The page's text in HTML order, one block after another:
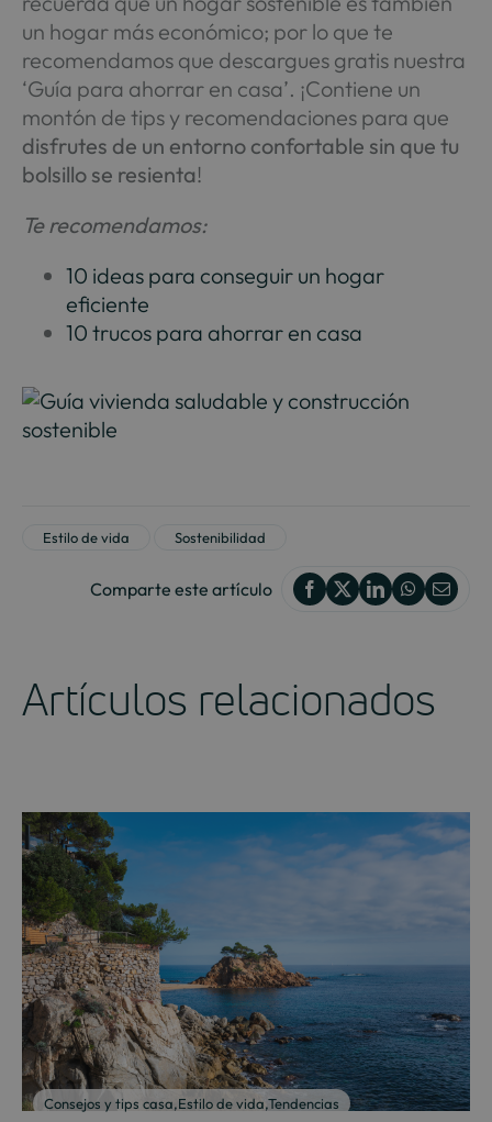
un hogar más económico; por lo que te
recomendamos que descargues gratis nuestra
‘Guía para ahorrar en casa’. ¡Contiene un
montón de tips y recomendaciones para que
disfrutes de un entorno confortable sin que tu
bolsillo se resienta!
Te recomendamos:
10 ideas para conseguir un hogar
eficiente
10 trucos para ahorrar en casa
Estilo de vida Sostenibilidad
Comparte este artículo
Artículos relacionados
Consejos y tips casa,Estilo de vida,Tendencias